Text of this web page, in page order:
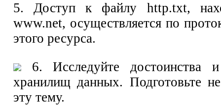
5. Доступ к файлу http.txt,
www.net, осуществляется по
этого ресурса.
6. Исследуйте достоинства
хранилищ данных. Подготовьте
эту тему.